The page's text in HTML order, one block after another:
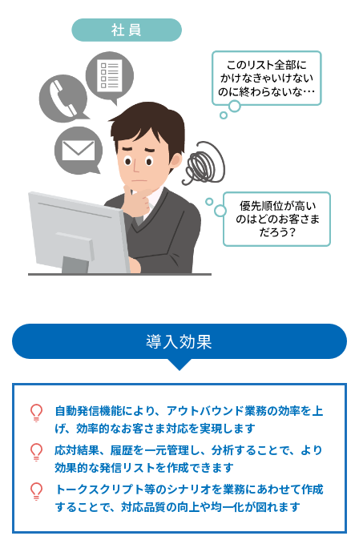
導入効果
自動発信機能により、アウトバウンド業務の効率を上
げ、効率的なお客さま対応を実現します
応対結果、履歴を一元管理し、分析することで、より
効果的な発信リストを作成できます
トークスクリプト等のシナリオを業務にあわせて作成
することで、対応品質の向上や均一化が図れます